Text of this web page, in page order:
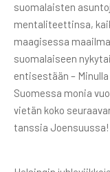
suomalaisten
mentaliteettinsa,
maagisessa
suomalaiseen
entisestään –
Suomessa monia
vietän koko
tanssia Joensuussa!